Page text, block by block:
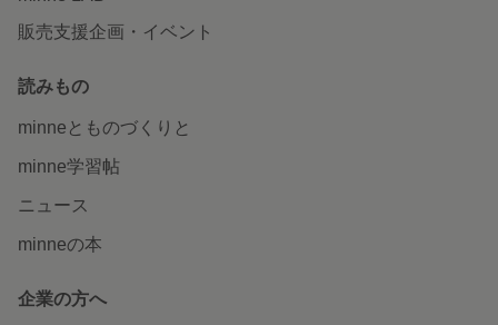
販売支援企画・イベント
読みもの
minneとものづくりと
minne学習帖
ニュース
minneの本
企業の方へ